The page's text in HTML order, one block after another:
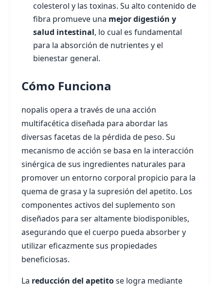
colesterol y las toxinas. Su alto contenido de
fibra promueve una mejor digestión y
salud intestinal, lo cual es fundamental
para la absorción de nutrientes y el
bienestar general.
Cómo Funciona
nopalis opera a través de una acción
multifacética diseñada para abordar las
diversas facetas de la pérdida de peso. Su
mecanismo de acción se basa en la interacción
sinérgica de sus ingredientes naturales para
promover un entorno corporal propicio para la
quema de grasa y la supresión del apetito. Los
componentes activos del suplemento son
diseñados para ser altamente biodisponibles,
asegurando que el cuerpo pueda absorber y
utilizar eficazmente sus propiedades
beneficiosas.
La reducción del apetitose logra mediante